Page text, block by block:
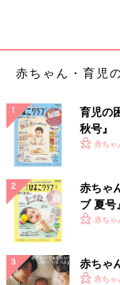
赤ちゃん・育児
育児の
秋号』
いっぱ
赤ちゃ
赤ちゃ
ブ 夏号
く！ お
赤ちゃ
赤ちゃ
赤ちゃ